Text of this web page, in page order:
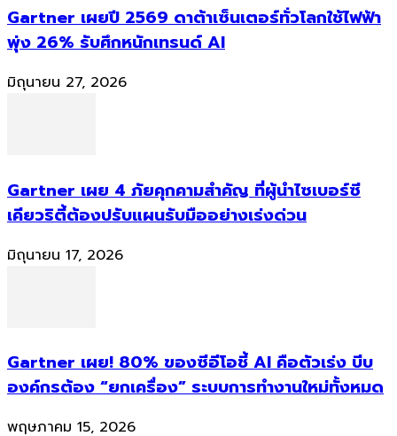
Gartner เผยปี 2569 ดาต้าเซ็นเตอร์ทั่วโลกใช้ไฟฟ้า
พุ่ง 26% รับศึกหนักเทรนด์ AI
มิถุนายน 27, 2026
Gartner เผย 4 ภัยคุกคามสำคัญ ที่ผู้นำไซเบอร์ซี
เคียวริตี้ต้องปรับแผนรับมืออย่างเร่งด่วน
มิถุนายน 17, 2026
Gartner เผย! 80% ของซีอีโอชี้ AI คือตัวเร่ง บีบ
องค์กรต้อง “ยกเครื่อง” ระบบการทำงานใหม่ทั้งหมด
พฤษภาคม 15, 2026